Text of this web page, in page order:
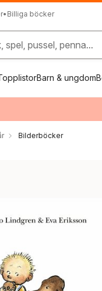
• Billiga böcker
spel, pussel, penna...
Barn & ungdom
Bilderböcker